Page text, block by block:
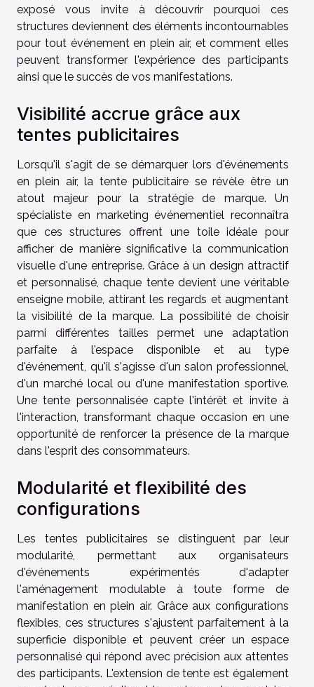
exposé vous invite à découvrir pourquoi ces
structures deviennent des éléments incontournables
pour tout événement en plein air, et comment elles
peuvent transformer l'expérience des participants
ainsi que le succès de vos manifestations.
Visibilité accrue grâce aux
tentes publicitaires
Lorsqu'il s'agit de se démarquer lors d'événements
en plein air, la tente publicitaire se révèle être un
atout majeur pour la stratégie de marque. Un
spécialiste en marketing événementiel reconnaîtra
que ces structures offrent une toile idéale pour
afficher de manière significative la communication
visuelle d'une entreprise. Grâce à un design attractif
et personnalisé, chaque tente devient une véritable
enseigne mobile, attirant les regards et augmentant
la visibilité de la marque. La possibilité de choisir
parmi différentes tailles permet une adaptation
parfaite à l'espace disponible et au type
d'événement, qu'il s'agisse d'un salon professionnel,
d'un marché local ou d'une manifestation sportive.
Une tente personnalisée capte l'intérêt et invite à
l'interaction, transformant chaque occasion en une
opportunité de renforcer la présence de la marque
dans l'esprit des consommateurs.
Modularité et flexibilité des
configurations
Les tentes publicitaires se distinguent par leur
modularité, permettant aux organisateurs
d'événements expérimentés d'adapter
l'aménagement modulable à toute forme de
manifestation en plein air. Grâce aux configurations
flexibles, ces structures s'ajustent parfaitement à la
superficie disponible et peuvent créer un espace
personnalisé qui répond avec précision aux attentes
des participants. L'extension de tente est également